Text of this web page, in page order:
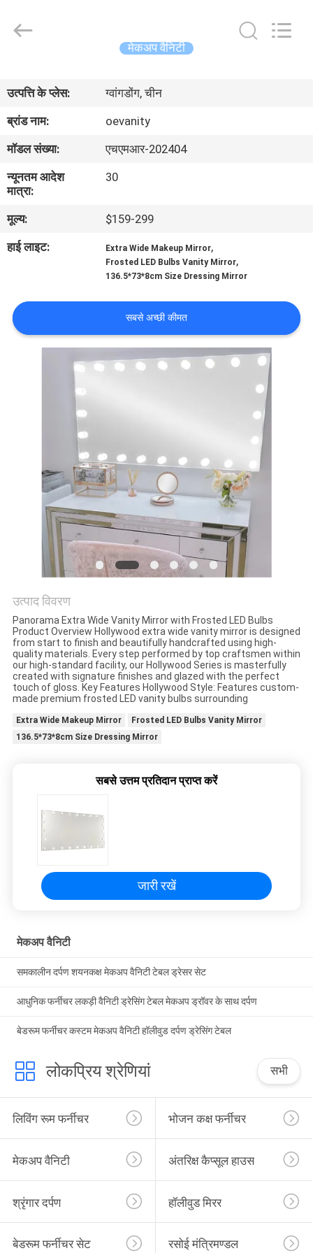
उत्पाद
वीआर
दिखाएँ
बारे
समाचार
मामलों
एक
बोली
का
अनुरोध
गोपनीयता
Furniture
मेकअप वैनिटी
उत्पत्ति के प्लेस:
ग्वांगडोंग, चीन
ब्रांड नाम:
oevanity
मॉडल संख्या:
एचएमआर-202404
न्यूनतम आदेश
मात्रा:
30
मूल्य:
$159-299
हाई लाइट:
Extra Wide Makeup Mirror,
Frosted LED Bulbs Vanity Mirror,
136.5*73*8cm Size Dressing Mirror
सबसे अच्छी कीमत
उत्पाद विवरण
Panorama Extra Wide Vanity Mirror with Frosted LED Bulbs
Product Overview Hollywood extra wide vanity mirror is designed
from start to finish and beautifully handcrafted using high-
quality materials. Every step performed by top craftsmen within
our high-standard facility, our Hollywood Series is masterfully
created with signature finishes and glazed with the perfect
touch of gloss. Key Features Hollywood Style: Features custom-
made premium frosted LED vanity bulbs surrounding
Extra Wide Makeup Mirror
Frosted LED Bulbs Vanity Mirror
136.5*73*8cm Size Dressing Mirror
सबसे उत्तम प्रतिदान प्राप्त करें
जारी रखें
मेकअप वैनिटी
समकालीन दर्पण शयनकक्ष मेकअप वैनिटी टेबल ड्रेसर सेट
आधुनिक फर्नीचर लकड़ी वैनिटी ड्रेसिंग टेबल मेकअप ड्रॉवर के साथ दर्पण
बेडरूम फर्नीचर कस्टम मेकअप वैनिटी हॉलीवुड दर्पण ड्रेसिंग टेबल
लोकप्रिय श्रेणियां सभी
लिविंग रूम फर्नीचर भोजन कक्ष फर्नीचर
मेकअप वैनिटी अंतरिक्ष कैप्सूल हाउस
श्रृंगार दर्पण हॉलीवुड मिरर
बेडरूम फर्नीचर सेट रसोई मंत्रिमण्डल